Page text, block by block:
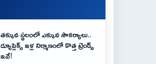
తక్కువ స్థలంలో ఎక్కువ సౌకర్యాలు..
డ్యూప్లెక్స్ ఇళ్ల నిర్మాణంలో కొత్త ట్రెండ్స్
ఇవే!